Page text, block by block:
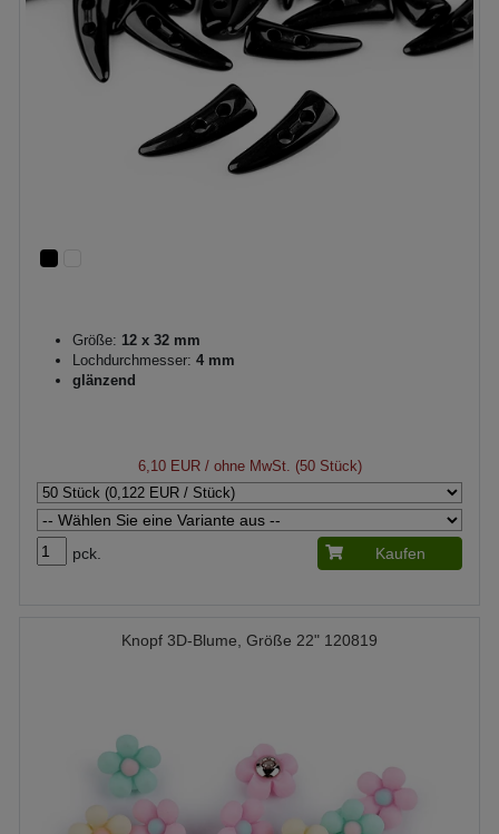
Größe: 12 x 32 mm
Lochdurchmesser: 4 mm
glänzend
6,10 EUR/ ohne MwSt. (50 Stück)
pck. Kaufen
Knopf 3D-Blume, Größe 22" 120819